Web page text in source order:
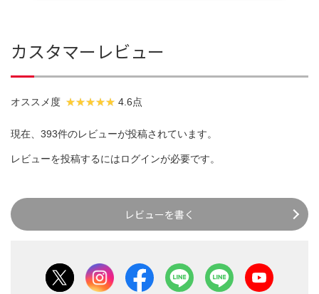
カスタマーレビュー
オススメ度 4.6点
現在、393件のレビューが投稿されています。
レビューを投稿するにはログインが必要です。
レビューを書く